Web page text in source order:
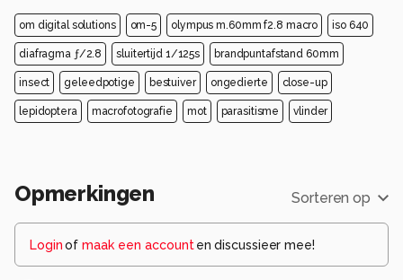
om digital solutions om-5 olympus m.60mm f2.8 macro iso 640
diafragma ƒ/2.8 sluitertijd 1/125s brandpuntafstand 60mm
insect geleedpotige bestuiver ongedierte close-up
lepidoptera macrofotografie mot parasitisme vlinder
Opmerkingen Sorteren op
Loginof maak een account en discussieer mee!